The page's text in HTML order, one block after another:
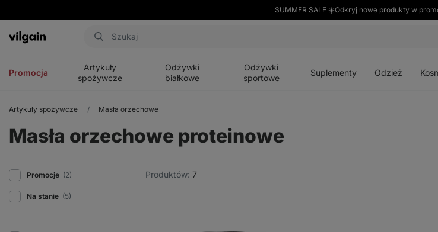
SUMMER SALE ☀️Odkryj nowe produkty w
Aktin
Promocja
Artykuły
spożywcze
Odżywki
białkowe
Odżywki
sportowe
Suplementy Odzież
Artykuły spożywcze Masła orzechowe
Masła orzechowe proteinowe
Produktów: 7
Promocje (2)
Na stanie (5)